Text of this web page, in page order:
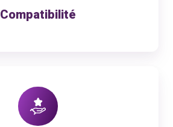
Compatibilité